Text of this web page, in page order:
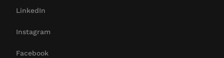
LinkedIn
Instagram
Facebook